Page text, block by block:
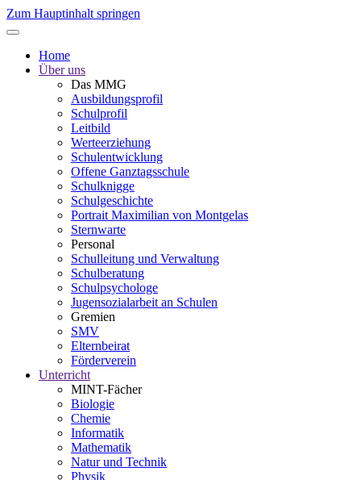
Zum Hauptinhalt springen
Home
Über uns
Das MMG
Ausbildungsprofil
Schulprofil
Leitbild
Werteerziehung
Schulentwicklung
Offene Ganztagsschule
Schulknigge
Schulgeschichte
Portrait Maximilian von Montgelas
Sternwarte
Personal
Schulleitung und Verwaltung
Schulberatung
Schulpsychologe
Jugensozialarbeit an Schulen
Gremien
SMV
Elternbeirat
Förderverein
Unterricht
MINT-Fächer
Biologie
Chemie
Informatik
Mathematik
Natur und Technik
Physik